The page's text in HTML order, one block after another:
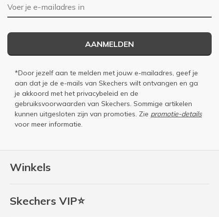
Winkels
Skechers VIP⭐
E-mailadres
AANMELDEN
*Door jezelf aan te melden met jouw e-mailadres, geef je
aan dat je de e-mails van Skechers wilt ontvangen en ga
je akkoord met het privacybeleid en de
gebruiksvoorwaarden van Skechers. Sommige artikelen
kunnen uitgesloten zijn van promoties. Zie promotie-details
voor meer informatie.